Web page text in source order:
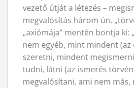
vezető útját a létezés –
megvalósítás három ún.
„axiómája” mentén bontja ki:
nem egyéb, mint mindent (az
szeretni, mindent
tudni, látni (az ismerés
megvalósítani, ami nem